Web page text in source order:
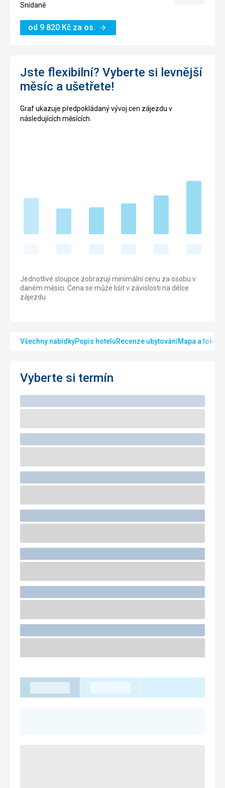
Snídaně
od 9 820 Kč za os.
Jste flexibilní? Vyberte si levnější
měsíc a ušetřete!
Graf ukazuje předpokládaný vývoj cen zájezdu v
následujících měsících.
Jednotlivé sloupce zobrazují minimální cenu za osobu v
daném měsíci. Cena se může lišit v závislosti na délce
zájezdu.
Všechny nabídkyPopis hoteluRecenze ubytováníMapa a
Vyberte si termín